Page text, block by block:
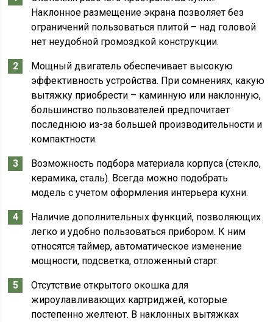
Наклонное размещение экрана позволяет без
ограничений пользоваться плитой – над головой
нет неудобной громоздкой конструкции.
Мощный двигатель обеспечивает высокую
эффективность устройства. При сомнениях, какую
вытяжку приобрести – каминную или наклонную,
большинство пользователей предпочитает
последнюю из-за большей производительности и
компактности.
Возможность подбора материала корпуса (стекло,
керамика, сталь). Всегда можно подобрать
модель с учетом оформления интерьера кухни.
Наличие дополнительных функций, позволяющих
легко и удобно пользоваться прибором. К ним
относятся таймер, автоматическое изменение
мощности, подсветка, отложенный старт.
Отсутствие открытого окошка для
жироулавливающих картриджей, которые
постепенно желтеют. В наклонных вытяжках